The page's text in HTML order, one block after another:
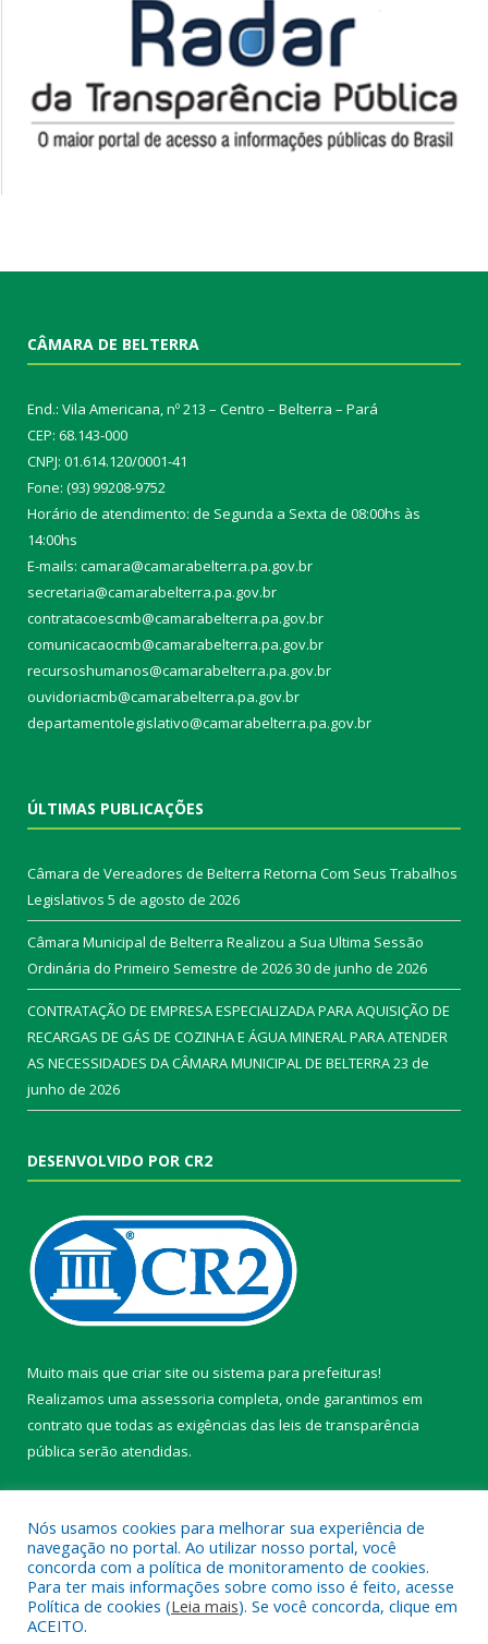
CÂMARA DE BELTERRA
End.: Vila Americana, nº 213 – Centro – Belterra – Pará
CEP: 68.143-000
CNPJ: 01.614.120/0001-41
Fone: (93) 99208-9752
Horário de atendimento: de Segunda a Sexta de 08:00hs às
14:00hs
E-mails: camara@camarabelterra.pa.gov.br
secretaria@camarabelterra.pa.gov.br
contratacoescmb@camarabelterra.pa.gov.br
comunicacaocmb@camarabelterra.pa.gov.br
recursoshumanos@camarabelterra.pa.gov.br
ouvidoriacmb@camarabelterra.pa.gov.br
departamentolegislativo@camarabelterra.pa.gov.br
ÚLTIMAS PUBLICAÇÕES
Câmara de Vereadores de Belterra Retorna Com Seus Trabalhos
Legislativos 5 de agosto de 2026
Câmara Municipal de Belterra Realizou a Sua Ultima Sessão
Ordinária do Primeiro Semestre de 202630 de junho de 2026
CONTRATAÇÃO DE EMPRESA ESPECIALIZADA PARA AQUISIÇÃO DE
RECARGAS DE GÁS DE COZINHA E ÁGUA MINERAL PARA ATENDER
AS NECESSIDADES DA CÂMARA MUNICIPAL DE BELTERRA23 de
junho de 2026
DESENVOLVIDO POR CR2
Muito mais que criar site ou sistema para prefeituras!
Realizamos uma assessoria completa, onde garantimos em
contrato que todas as exigências das leis de transparência
pública serão atendidas.
Todos os direitos reservados a Câmara Municipal de Belterra.
Nós usamos cookies para melhorar sua experiência de
navegação no portal. Ao utilizar nosso portal, você
concorda com a política de monitoramento de cookies.
Para ter mais informações sobre como isso é feito, acesse
Política de cookies (Leia mais). Se você concorda, clique em
ACEITO.